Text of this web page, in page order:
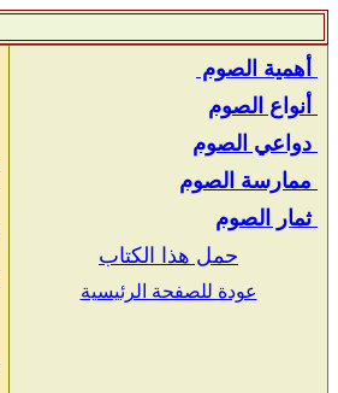
أهمية الصوم
أنواع الصوم
دواعي الصوم
ممارسة الصوم
ثمار الصوم
حمل هذا الكتاب
عودة للصفحة الرئيسية